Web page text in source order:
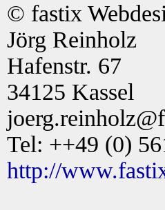
© fastix
Jörg Reinholz
Hafenstr. 67
34125 Kassel
Tel: ++49 (0)
http://